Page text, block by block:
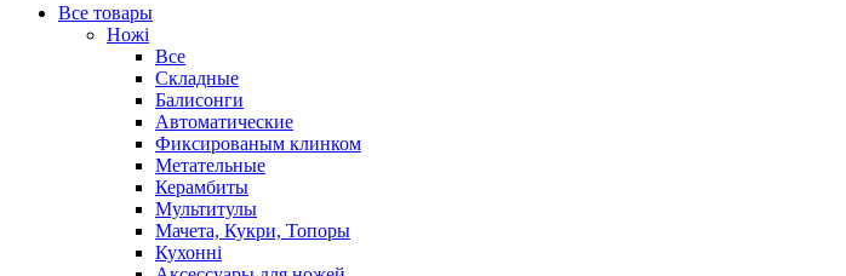
Все товары
Ножі
Все
Складные
Балисонги
Автоматические
Фиксированым клинком
Метательные
Керамбиты
Мультитулы
Мачета, Кукри, Топоры
Кухонні